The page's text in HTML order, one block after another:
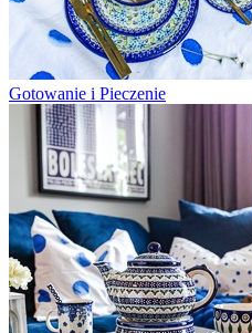
Gotowanie i Pieczenie